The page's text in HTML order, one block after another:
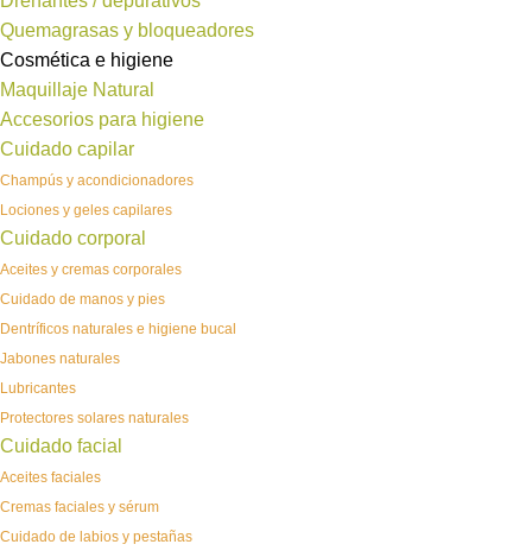
Quemagrasas y bloqueadores
Cosmética e higiene
Maquillaje Natural
Accesorios para higiene
Cuidado capilar
Champús y acondicionadores
Lociones y geles capilares
Cuidado corporal
Aceites y cremas corporales
Cuidado de manos y pies
Dentríficos naturales e higiene bucal
Jabones naturales
Lubricantes
Protectores solares naturales
Cuidado facial
Aceites faciales
Cremas faciales y sérum
Cuidado de labios y pestañas